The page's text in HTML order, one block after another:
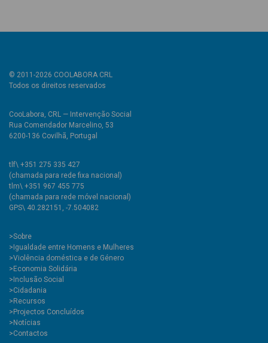
© 2011-2026 COOLABORA CRL
Todos os direitos reservados
CooLabora, CRL — Intervenção Social
Rua Comendador Marcelino, 53
6200-136 Covilhã, Portugal
tlf\ +351 275 335 427
(chamada para rede fixa nacional)
tlm\ +351 967 455 775
(chamada para rede móvel nacional)
GPS\ 40.282151, -7.504082
>Sobre
>Igualdade entre Homens e Mulheres
>Violência doméstica e de Género
>Economia Solidária
>Inclusão Social
>Cidadania
>Recursos
>Projectos Concluídos
>Notícias
>Contactos